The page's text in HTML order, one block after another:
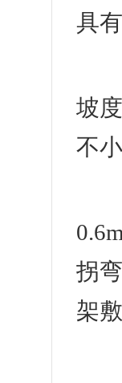
具
坡
不
拐
架